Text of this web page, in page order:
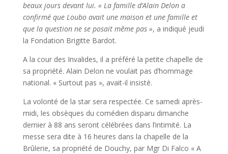
beaux jours devant lui. « La famille d’Alain Delon a
confirmé que Loubo avait une maison et une famille et
que la question ne se posait même pas », a indiqué jeudi
la Fondation Brigitte Bardot.
A la cour des Invalides, il a préféré la petite chapelle de
sa propriété. Alain Delon ne voulait pas d’hommage
national. « Surtout pas », avait-il insisté.
La volonté de la star sera respectée. Ce samedi après-
midi, les obsèques du comédien disparu dimanche
dernier à 88 ans seront célébrées dans l’intimité. La
messe sera dite à 16 heures dans la chapelle de la
Brûlerie, sa propriété de Douchy, par Mgr Di Falco « A